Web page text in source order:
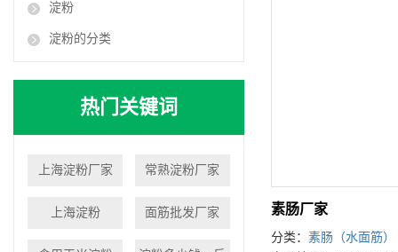
淀粉
淀粉的分类
热门关键词
上海淀粉厂家 常熟淀粉厂家
上海淀粉 面筋批发厂家 素肠厂家
分类： 素肠（水面筋）